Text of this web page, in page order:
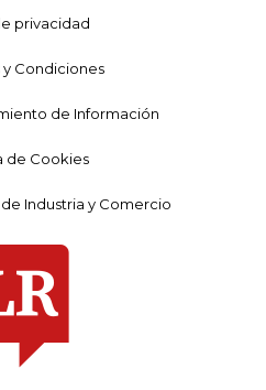
privacidad
y Condiciones
de Información
de Cookies
Industria y Comercio